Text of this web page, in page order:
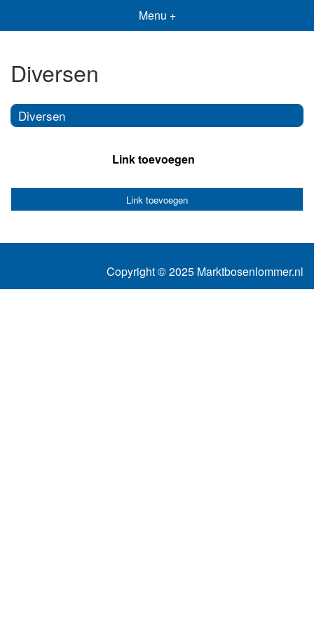
Menu +
Diversen
Diversen
Link toevoegen
Link toevoegen
Copyright © 2025 Marktbosenlommer.nl